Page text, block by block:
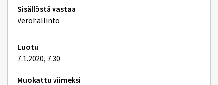
Tekniset
lisätiedot
Sisällöstä vastaa
Verohallinto
Luotu
7.1.2020, 7.30
Muokattu viimeksi